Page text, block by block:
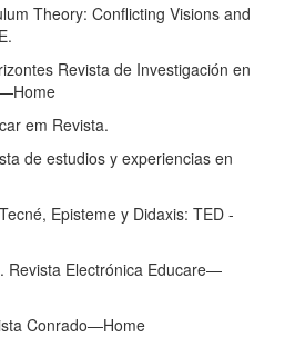
Theory: Conflicting Visions and
Revista de Investigación en
em Revista.
de estudios y experiencias en
Episteme y Didaxis: TED -
Revista Electrónica Educare—
Conrado—Home